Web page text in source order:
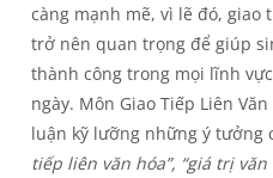
càng mạnh mẽ, vì lẽ đó, giao
trở nên quan trọng để giúp
thành công trong mọi lĩnh
ngày. Môn Giao Tiếp Liên
luận kỹ lưỡng những ý tưởng
tiếp liên văn hóa”, “giá trị